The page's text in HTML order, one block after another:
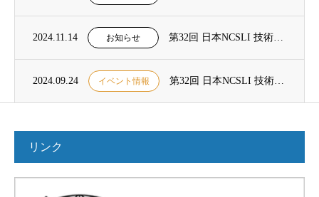
2024.11.14 お知らせ
2024.09.24 イベント情報
リンク